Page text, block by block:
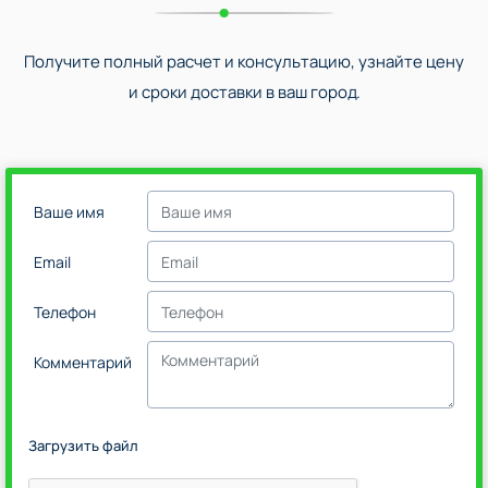
Получите полный расчет и консультацию, узнайте цену
и сроки доставки в ваш город.
Ваше имя
Email
Телефон
Комментарий
Загрузить файл